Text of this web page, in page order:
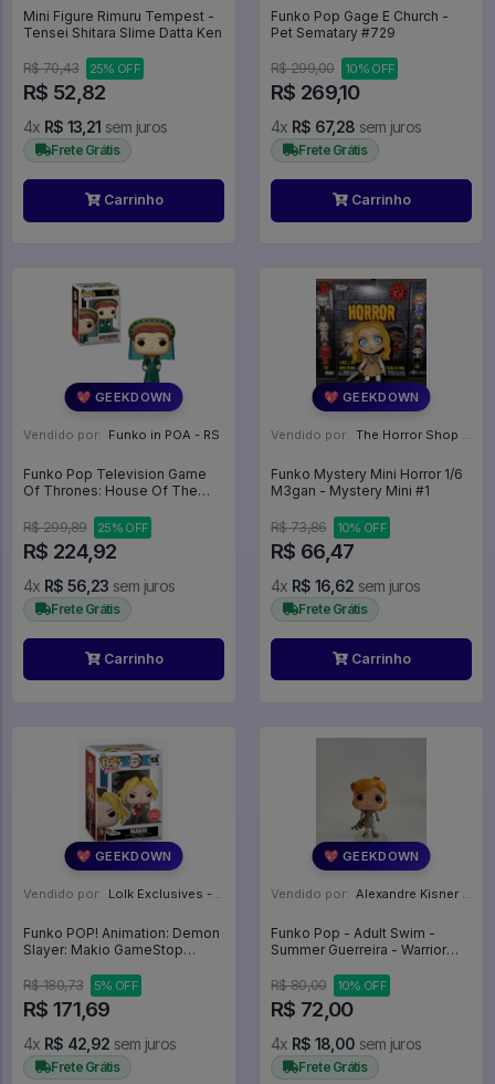
Mini Figure Rimuru Tempest -
Tensei Shitara Slime Datta Ken
R$ 70,43 25% OFF
R$ 52,82
4x R$ 13,21 sem juros
Frete Grátis
Carrinho
Funko Pop Gage E Church -
Pet Sematary #729
R$ 299,00 10% OFF
R$ 269,10
4x R$ 67,28 sem juros
Frete Grátis
Carrinho
💖 GEEKDOWN
Vendido por: Funko in POA - RS
Funko Pop Television Game
Of Thrones: House Of The
Got - Television #20
R$ 299,89 25% OFF
R$ 224,92
4x R$ 56,23 sem juros
Frete Grátis
Carrinho
💖 GEEKDOWN
Vendido por: The Horror Shop - Colecionáveis - MG
Funko Mystery Mini Horror 1/6
M3gan - Mystery Mini #1
R$ 73,86 10% OFF
R$ 66,47
4x R$ 16,62 sem juros
Frete Grátis
Carrinho
💖 GEEKDOWN
Vendido por: Lolk Exclusives - SP
Funko POP! Animation: Demon
Slayer: Makio GameStop
R$ 180,73 5% OFF
R$ 171,69
4x R$ 42,92 sem juros
Frete Grátis
💖 GEEKDOWN
Vendido por: Alexandre Kisner - PR
Funko Pop - Adult Swim -
Summer Guerreira - Warrior
Rick And Morty #341
R$ 80,00 10% OFF
R$ 72,00
4x R$ 18,00 sem juros
Frete Grátis